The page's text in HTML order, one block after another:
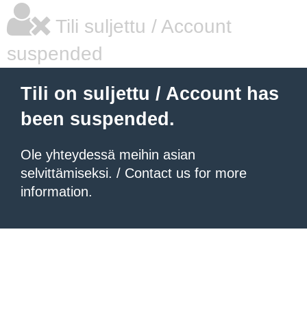
Tili suljettu / Account
suspended
Tili on suljettu / Account has
been suspended.
Ole yhteydessä meihin asian
selvittämiseksi. / Contact us for more
information.